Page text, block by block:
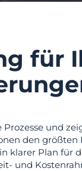
für
und
den größten
klarer Plan für
und